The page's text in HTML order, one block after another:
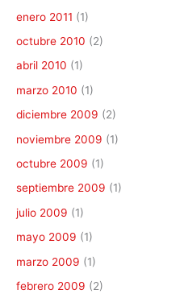
enero 2011 (1)
octubre 2010 (2)
abril 2010 (1)
marzo 2010 (1)
diciembre 2009 (2)
noviembre 2009 (1)
octubre 2009 (1)
septiembre 2009 (1)
julio 2009 (1)
mayo 2009 (1)
marzo 2009 (1)
febrero 2009 (2)